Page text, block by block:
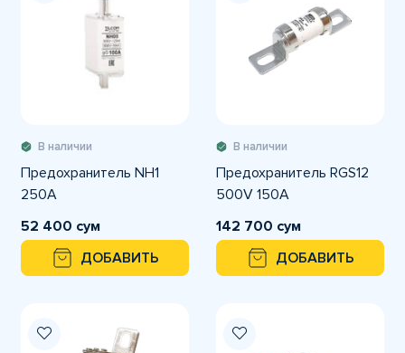
В наличии
Предохранитель NH1
250A
52 400 сум
ДОБАВИТЬ
В наличии
Предохранитель RGS12
500V 150A
142 700 сум
ДОБАВИТЬ